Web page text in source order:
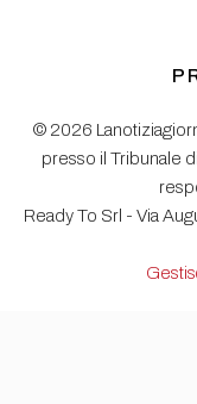
© 2026
presso il Tribunale
Ready To Srl - Via